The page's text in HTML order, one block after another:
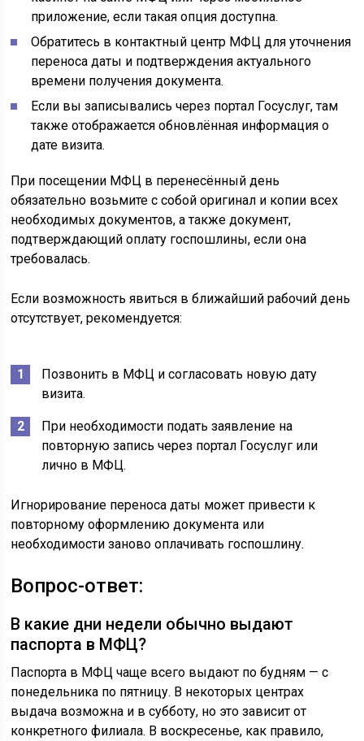
приложение, если такая опция доступна.
Обратитесь в контактный центр МФЦ для уточнения
переноса даты и подтверждения актуального
времени получения документа.
Если вы записывались через портал Госуслуг, там
также отображается обновлённая информация о
дате визита.
При посещении МФЦ в перенесённый день
обязательно возьмите с собой оригинал и копии всех
необходимых документов, а также документ,
подтверждающий оплату госпошлины, если она
требовалась.
Если возможность явиться в ближайший рабочий день
отсутствует, рекомендуется:
Позвонить в МФЦ и согласовать новую дату
визита.
При необходимости подать заявление на
повторную запись через портал Госуслуг или
лично в МФЦ.
Игнорирование переноса даты может привести к
повторному оформлению документа или
необходимости заново оплачивать госпошлину.
Вопрос-ответ:
В какие дни недели обычно выдают
паспорта в МФЦ?
Паспорта в МФЦ чаще всего выдают по будням — с
понедельника по пятницу. В некоторых центрах
выдача возможна и в субботу, но это зависит от
конкретного филиала. В воскресенье, как правило,